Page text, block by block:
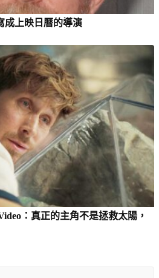
成上映日曆的導演
：真正的主角不是拯救太陽，